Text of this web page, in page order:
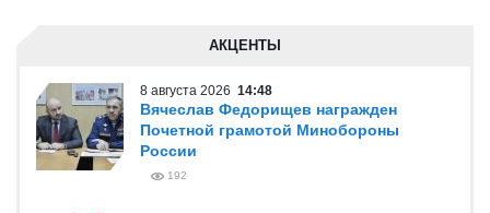
АКЦЕНТЫ
8 августа 2026 14:48
Вячеслав Федорищев награжден
Почетной грамотой Минобороны
России
192